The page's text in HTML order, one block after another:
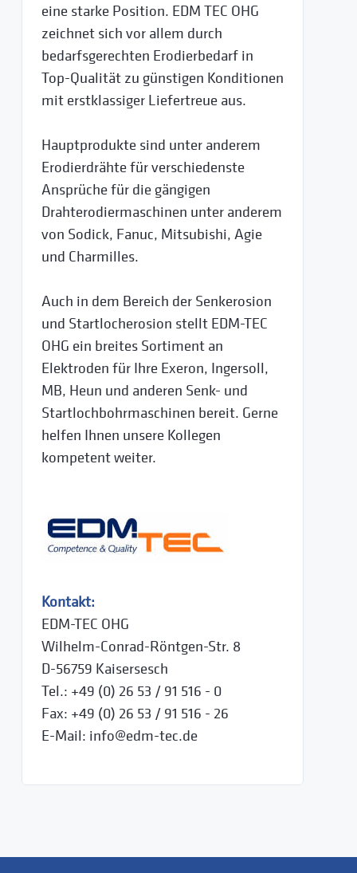
eine starke Position. EDM TEC OHG
zeichnet sich vor allem durch
bedarfsgerechten Erodierbedarf in
Top-Qualität zu günstigen Konditionen
mit erstklassiger Liefertreue aus.
Hauptprodukte sind unter anderem
Erodierdrähte für verschiedenste
Ansprüche für die gängigen
Drahterodiermaschinen unter anderem
von Sodick, Fanuc, Mitsubishi, Agie
und Charmilles.
Auch in dem Bereich der Senkerosion
und Startlocherosion stellt EDM-TEC
OHG ein breites Sortiment an
Elektroden für Ihre Exeron, Ingersoll,
MB, Heun und anderen Senk- und
Startlochbohrmaschinen bereit. Gerne
helfen Ihnen unsere Kollegen
kompetent weiter.
Kontakt:
EDM-TEC OHG
Wilhelm-Conrad-Röntgen-Str. 8
D-56759 Kaisersesch
Tel.: +49 (0) 26 53 / 91 516 - 0
Fax: +49 (0) 26 53 / 91 516 - 26
E-Mail: info@edm-tec.de